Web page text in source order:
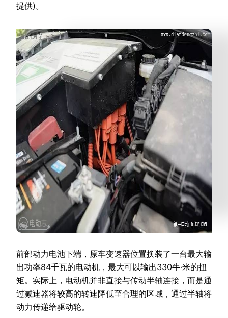
提供)。
前部动力电池下端，原车变速器位置换装了一台最大输
出功率84千瓦的电动机，最大可以输出330牛·米的扭
矩。实际上，电动机并非直接与传动半轴连接，而是通
过减速器将较高的转速降低至合理的区域，通过半轴将
动力传递给驱动轮。